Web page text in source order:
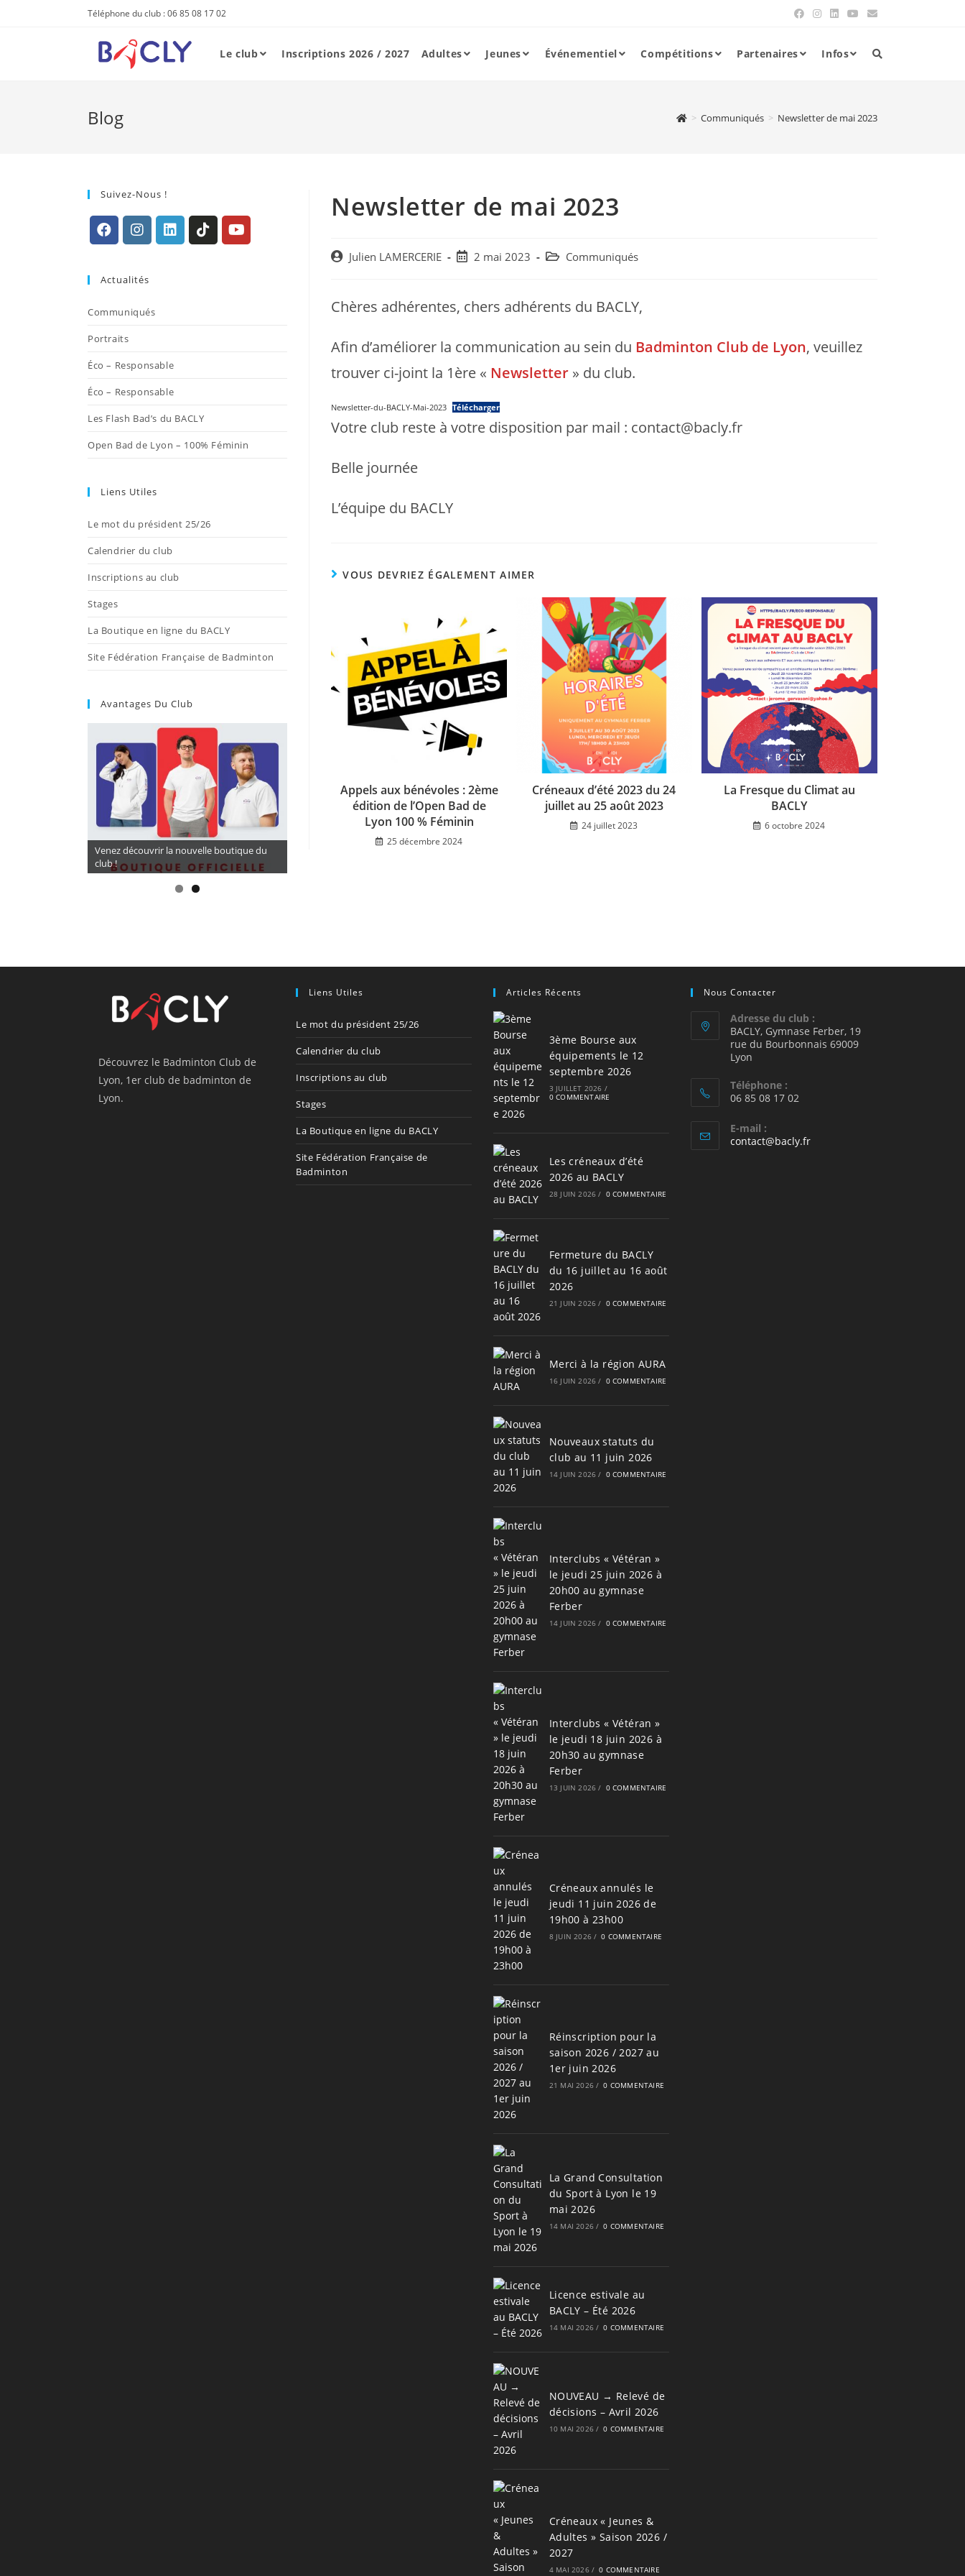
Téléphone du club : 06 85 08 17 02
Le club Inscriptions 2026 / 2027 Adultes Jeunes Événementiel Compétitions Partenaires Infos
Blog > Communiqués > Newsletter de mai 2023
Newsletter de mai 2023
PostJulien LAMERCERIE
Post2 mai 2023
Post Communiqués
Chères adhérentes, chers adhérents du BACLY,
Afin d’améliorer la communication au sein du Badminton Club de Lyon, veuillez
trouver ci-joint la 1ère « Newsletter » du club.
Newsletter-du-BACLY-Mai-2023 Télécharger
Votre club reste à votre disposition par mail : contact@bacly.fr
Belle journée
L’équipe du BACLY
VOUS DEVRIEZ ÉGALEMENT AIMER
Appels aux bénévoles : 2ème
édition de l’Open Bad de
Lyon 100 % Féminin
25 décembre 2024
Créneaux d’été 2023 du 24
juillet au 25 août 2023
24 juillet 2023
La Fresque du Climat au
BACLY
6 octobre 2024
Suivez-Nous !
un
nouvel
nouvel
Actualités
Communiqués
Portraits
Éco – Responsable
Éco – Responsable
Les Flash Bad’s du BACLY
Open Bad de Lyon – 100% Féminin
Liens Utiles
Le mot du président 25/26
Calendrier du club
Inscriptions au club
Stages
La Boutique en ligne du BACLY
Site Fédération Française de Badminton
Avantages Du Club
CORDAGES A TARIF PRÉFÉRENTIEL 16,5€ (
BG 65) avec LARDE SPORTS
Venez découvrir la nouvelle boutique du
club !
Découvrez le Badminton Club de
Lyon, 1er club de badminton de
Lyon.
Liens Utiles
Le mot du président 25/26
Calendrier du club
Inscriptions au club
Stages
La Boutique en ligne du BACLY
Site Fédération Française de
Badminton
Articles Récents
3ème Bourse aux
équipements le 12
septembre 2026
3 JUILLET 2026 /
0 COMMENTAIRE
Les créneaux d’été
2026 au BACLY
28 JUIN 2026 / 0 COMMENTAIRE
Fermeture du BACLY
du 16 juillet au 16 août
2026
21 JUIN 2026 / 0 COMMENTAIRE
Merci à la région AURA
16 JUIN 2026 / 0 COMMENTAIRE
Nouveaux statuts du
club au 11 juin 2026
14 JUIN 2026 / 0 COMMENTAIRE
Interclubs « Vétéran »
le jeudi 25 juin 2026 à
20h00 au gymnase
Ferber
14 JUIN 2026 / 0 COMMENTAIRE
Interclubs « Vétéran »
le jeudi 18 juin 2026 à
20h30 au gymnase
Ferber
13 JUIN 2026 / 0 COMMENTAIRE
Créneaux annulés le
jeudi 11 juin 2026 de
19h00 à 23h00
8 JUIN 2026 / 0 COMMENTAIRE
Réinscription pour la
saison 2026 / 2027 au
1er juin 2026
21 MAI 2026 / 0 COMMENTAIRE
La Grand Consultation
du Sport à Lyon le 19
mai 2026
14 MAI 2026 / 0 COMMENTAIRE
Licence estivale au
BACLY – Été 2026
14 MAI 2026 / 0 COMMENTAIRE
NOUVEAU → Relevé de
décisions – Avril 2026
10 MAI 2026 / 0 COMMENTAIRE
Créneaux « Jeunes &
Adultes » Saison 2026 /
2027
4 MAI 2026 / 0 COMMENTAIRE
Nous Contacter
Adresse du club :
BACLY, Gymnase Ferber, 19
rue du Bourbonnais 69009
Lyon
Téléphone :
06 85 08 17 02
E-mail :
contact@bacly.frS’ouvre